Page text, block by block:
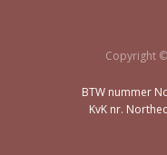
Copyright
BTW nummer
KvK nr.